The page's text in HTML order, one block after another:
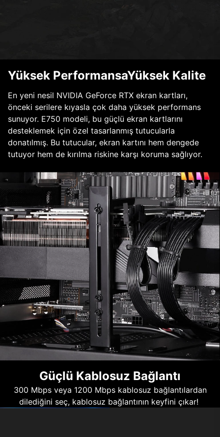
Yüksek PerformansaYüksek Kalite
En yeni nesil NVIDIA GeForce RTX ekran kartları,
önceki serilere kıyasla çok daha yüksek performans
sunuyor. E750 modeli, bu güçlü ekran kartlarını
desteklemek için özel tasarlanmış tutucularla
donatılmış. Bu tutucular, ekran kartını hem dengede
tutuyor hem de kırılma riskine karşı koruma sağlıyor.
Güçlü Kablosuz Bağlantı
300 Mbps veya 1200 Mbps kablosuz bağlantılardan
dilediğini seç, kablosuz bağlantının keyfini çıkar!